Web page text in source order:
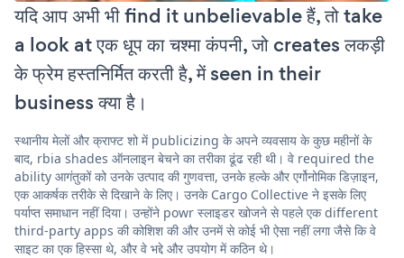
यदि आप अभी भी find it unbelievable हैं, तो take
a look at एक धूप का चश्मा कंपनी, जो creates लकड़ी
के फ्रेम हस्तनिर्मित करती है, में seen in their
business क्या है।
स्थानीय मेलों और क्राफ्ट शो में publicizing के अपने व्यवसाय के कुछ महीनों के
बाद, rbia shades ऑनलाइन बेचने का तरीका ढूंढ रही थी। वे required the
ability आगंतुकों को उनके उत्पाद की गुणवत्ता, उनके हल्के और एर्गोनोमिक डिज़ाइन,
एक आकर्षक तरीके से दिखाने के लिए। उनके Cargo Collective ने इसके लिए
पर्याप्त समाधान नहीं दिया। उन्होंने powr स्लाइडर खोजने से पहले एक different
third-party apps की कोशिश की और उनमें से कोई भी ऐसा नहीं लगा जैसे कि वे
साइट का एक हिस्सा थे, और वे भद्दे और उपयोग में कठिन थे।